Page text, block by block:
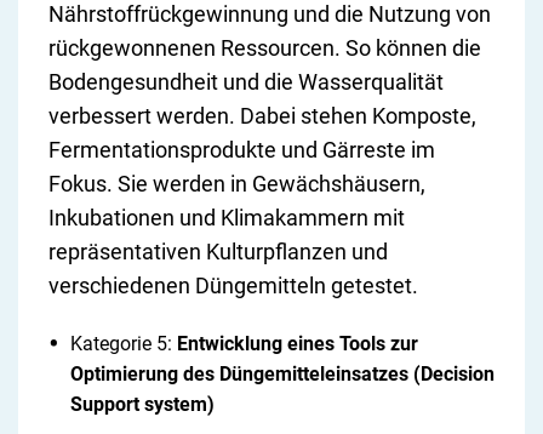
Nährstoffrückgewinnung und die Nutzung von
rückgewonnenen Ressourcen. So können die
Bodengesundheit und die Wasserqualität
verbessert werden. Dabei stehen Komposte,
Fermentationsprodukte und Gärreste im
Fokus. Sie werden in Gewächshäusern,
Inkubationen und Klimakammern mit
repräsentativen Kulturpflanzen und
verschiedenen Düngemitteln getestet.
Kategorie 5: Entwicklung eines Tools zur
Optimierung des Düngemitteleinsatzes (Decision
Support system)